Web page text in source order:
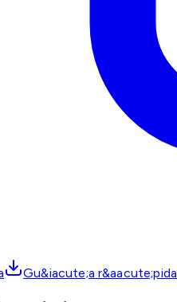
Gu&iacute;a